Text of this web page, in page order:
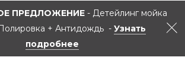
ПРЕДЛОЖЕНИЕ- Детейлинг мойка
+ Антидождь - Узнать
подробнее